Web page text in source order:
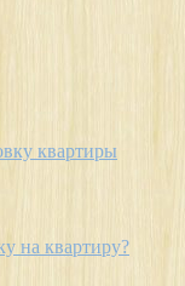
квартиры
на квартиру?